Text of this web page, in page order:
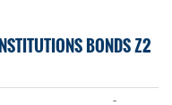
BONDS Z2
-